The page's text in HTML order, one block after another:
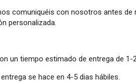
comuniquéis con nosotros antes de
personalizada.
un tiempo estimado de entrega de 1-
se hace en 4-5 dias hábiles.